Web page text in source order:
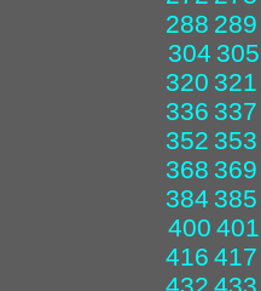
288 289
304 305
320 321
336 337
352 353
368 369
384 385
400 401
416 417